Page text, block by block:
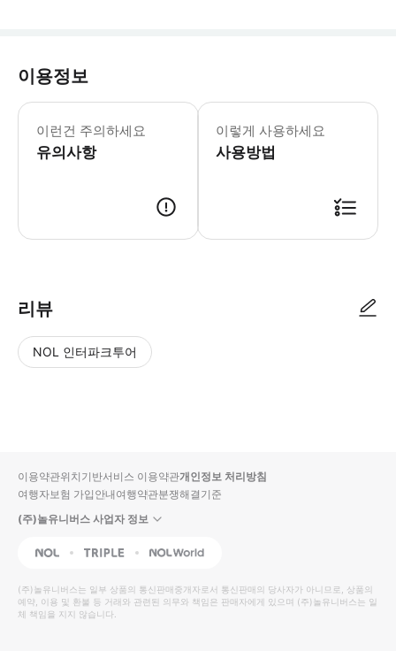
이용정보
이런건 주의하세요
유의사항
- 숨겨진 추가 요금 없음 * 소요시간 :
이렇게 사용하세요
사용방법
리뷰
NOL 인터파크투어
입니
다.
높
은
순
동
영
상
순
상
이용약관위치기반서비스 이용약관개인정보 처리방침
여행자보험 가입안내여행약관분쟁해결기준
(주)놀유니버스 사업자 정보
NOL Triple Interpark Global
(주)놀유니버스는 일부 상품의 통신판매중개자로서 통신판매의 당사자가 아니므로, 상품의
예약, 이용 및 환불 등 거래와 관련된 의무와 책임은 판매자에게 있으며 (주)놀유니버스는 일
체 책임을 지지 않습니다.